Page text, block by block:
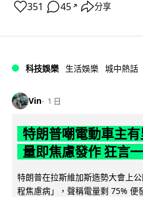
351 45 ↗ 分享
科技娛樂 生活娛樂 城中熱話
Vin 1 日
特朗普嘲電動車主
量即焦慮發作 狂言
特朗普在拉斯維加斯造勢大會上
程焦慮病」，聲稱電量剩 75% 便